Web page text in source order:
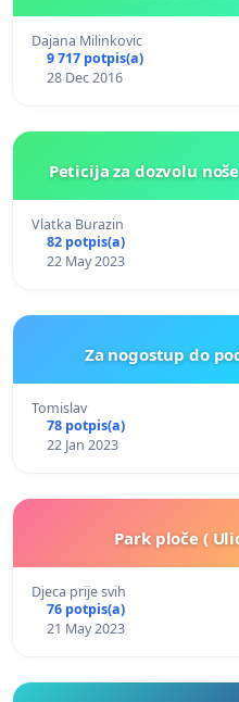
Dajana Milinkovic
9 717 potpis(a)
28 Dec 2016
Peticija za dozvolu
Vlatka Burazin
82 potpis(a)
22 May 2023
Za nogostup do
Tomislav
78 potpis(a)
22 Jan 2023
Park ploče (
Djeca prije svih
76 potpis(a)
21 May 2023